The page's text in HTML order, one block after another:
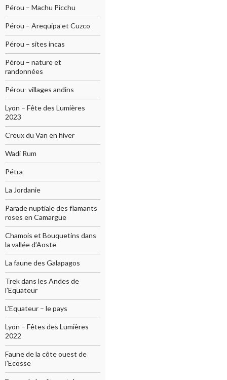
Pérou – Machu Picchu
Pérou – Arequipa et Cuzco
Pérou – sites incas
Pérou – nature et
randonnées
Pérou- villages andins
Lyon – Fête des Lumières
2023
Creux du Van en hiver
Wadi Rum
Pétra
La Jordanie
Parade nuptiale des flamants
roses en Camargue
Chamois et Bouquetins dans
la vallée d’Aoste
La faune des Galapagos
Trek dans les Andes de
l’Equateur
L’Equateur – le pays
Lyon – Fêtes des Lumières
2022
Faune de la côte ouest de
l’Ecosse